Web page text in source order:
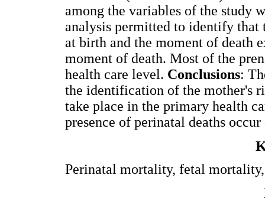
among the variables of the study
analysis permitted to identify that
at birth and the moment of death
moment of death. Most of the
health care level. Conclusions:
the identification of the mother's
take place in the primary health
presence of perinatal deaths
Perinatal mortality, fetal